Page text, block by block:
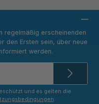
regelmäßig erscheinenden
den Ersten sein, über neue
werden.
und es gelten die
.